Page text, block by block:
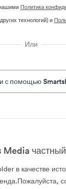
Политика
технологий) и
Или
с помощью
Media
в качестве